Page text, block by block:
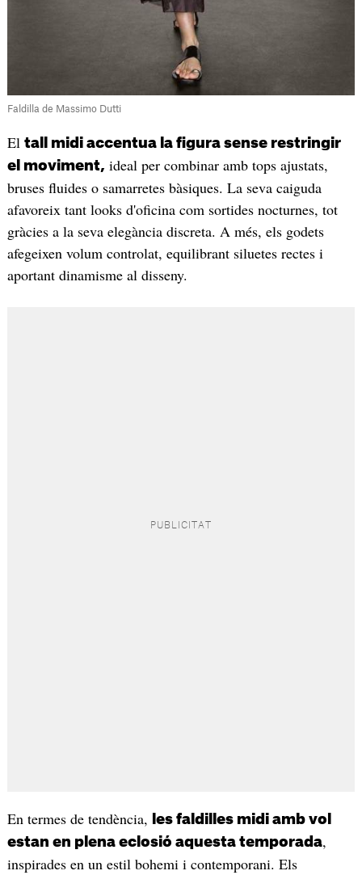
Faldilla de Massimo Dutti
El tall midi accentua la figura sense restringir
el moviment, ideal per combinar amb tops ajustats,
bruses fluides o samarretes bàsiques. La seva caiguda
afavoreix tant looks d'oficina com sortides nocturnes, tot
gràcies a la seva elegància discreta. A més, els godets
afegeixen volum controlat, equilibrant siluetes rectes i
aportant dinamisme al disseny.
En termes de tendència,
les faldilles midi amb vol
estan en plena eclosió aquesta temporada,
inspirades en un estil bohemi i contemporani. Els